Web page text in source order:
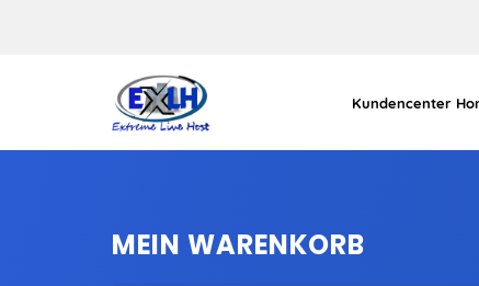
Kundencenter
MEIN WARENKORB